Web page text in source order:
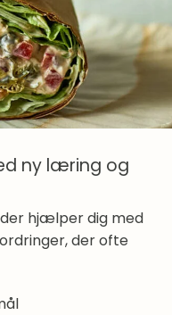
ny læring og
hjælper dig med
der ofte